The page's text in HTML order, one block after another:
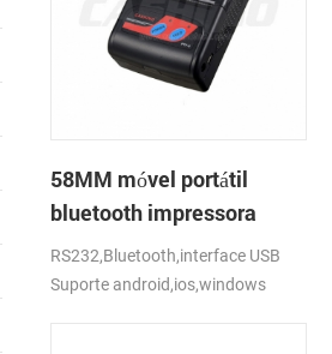
58MM móvel portátil
bluetooth impressora
térmica PTP-II
RS232,Bluetooth,interface USB
Suporte android,ios,windows